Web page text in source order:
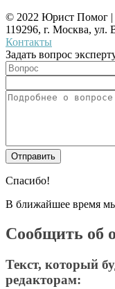
© 2022 Юрист Помог |
119296, г. Москва, ул.
Контакты
Задать вопрос
Спасибо!
В ближайшее время
Сообщить об
Текст, который
редакторам: